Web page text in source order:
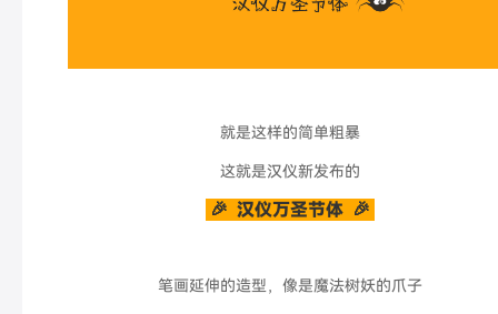
就是这样的简单粗暴
这就是汉仪新发布的
🎉 汉仪万圣节体 🎉
笔画延伸的造型，像是魔法树妖的爪子